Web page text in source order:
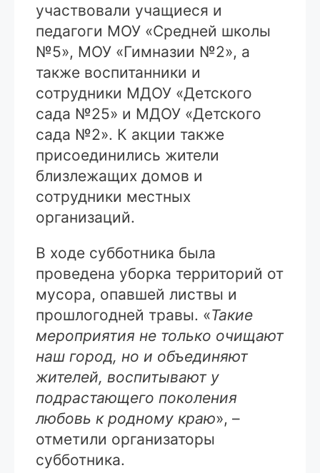
участвовали учащиеся и
педагоги МОУ «Средней школы
№5», МОУ «Гимназии №2», а
также воспитанники и
сотрудники МДОУ «Детского
сада №25» и МДОУ «Детского
сада №2». К акции также
присоединились жители
близлежащих домов и
сотрудники местных
организаций.
В ходе субботника была
проведена уборка территорий от
мусора, опавшей листвы и
прошлогодней травы. «Такие
мероприятия не только очищают
наш город, но и объединяют
жителей, воспитывают у
подрастающего поколения
любовь к родному краю», –
отметили организаторы
субботника.